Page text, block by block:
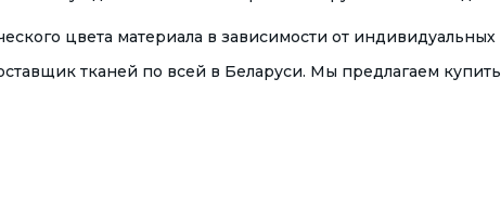
цвета материала в зависимости от индивидуальных
тканей по всей в Беларуси. Мы предлагаем купить